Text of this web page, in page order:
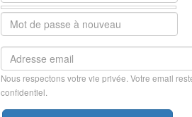
Nous respectons votre vie privée. Votre email
confidentiel.